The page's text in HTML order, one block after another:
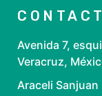
Avenida 7,
Veracruz,
Araceli Sanjuan